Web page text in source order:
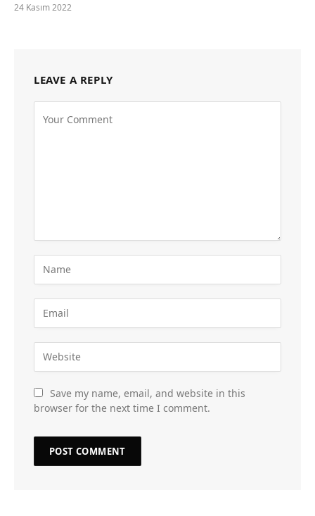
24 Kasım 2022
LEAVE A REPLY
Save my name, email, and website in this
browser for the next time I comment.